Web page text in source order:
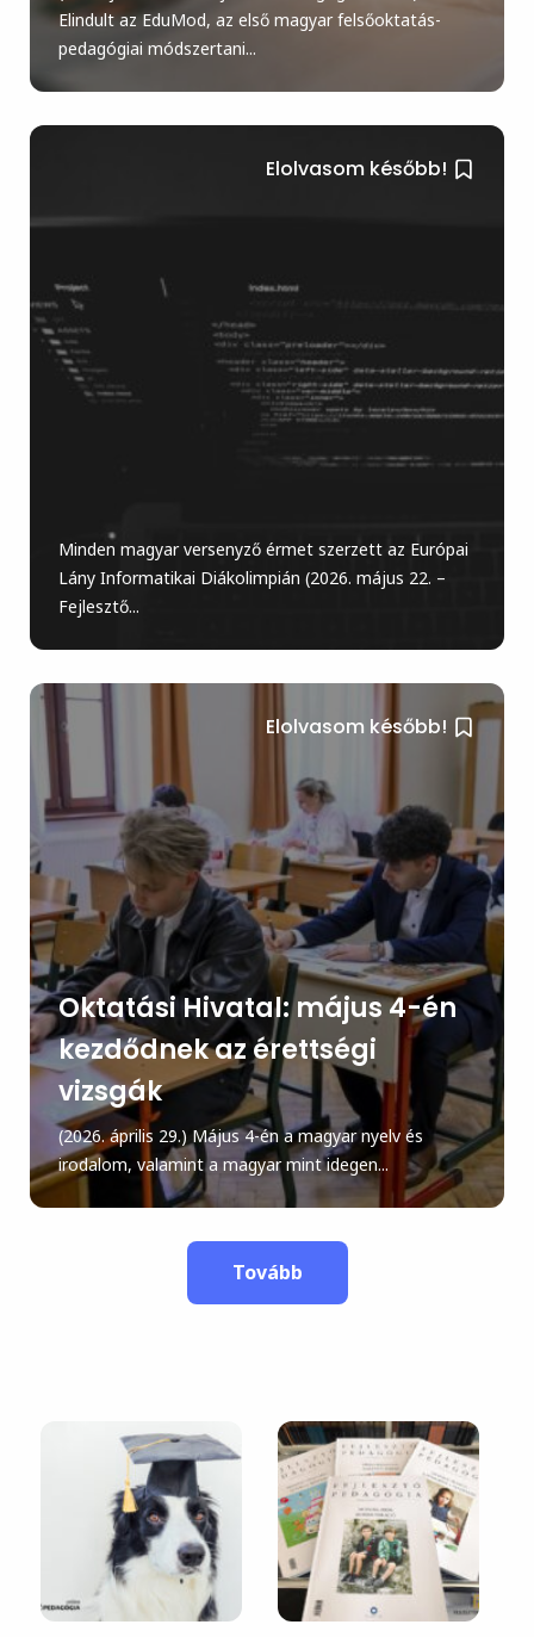
Elindult az EduMod, az első magyar felsőoktatás-
pedagógiai módszertani...
Elolvasom később!
Minden magyar versenyző érmet szerzett az Európai
Lány Informatikai Diákolimpián (2026. május 22. –
Fejlesztő...
Elolvasom később!
Oktatási Hivatal: május 4-én
kezdődnek az érettségi
vizsgák
(2026. április 29.) Május 4-én a magyar nyelv és
irodalom, valamint a magyar mint idegen...
Tovább